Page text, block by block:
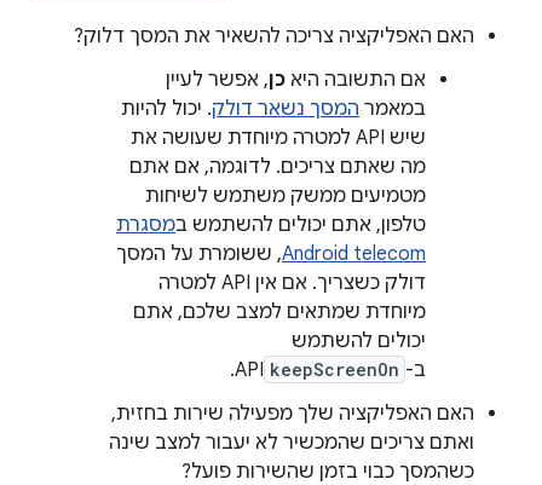
האם האפליקציה צריכה להשאיר את המסך דלוק?
אם התשובה היא כן, אפשר לעיין
במאמר המסך נשאר דולק. יכול להיות
שיש API למטרה מיוחדת שעושה את
מה שאתם צריכים. לדוגמה, אם אתם
מטמיעים ממשק משתמש לשיחות
טלפון, אתם יכולים להשתמש במסגרת
Android telecom, ששומרת על המסך
דולק כשצריך. אם אין API למטרה
מיוחדת שמתאים למצב שלכם, אתם
יכולים להשתמש
ב- keepScreenOn
API.
האם האפליקציה שלך מפעילה שירות בחזית,
ואתם צריכים שהמכשיר לא יעבור למצב שינה
כשהמסך כבוי בזמן שהשירות פועל?